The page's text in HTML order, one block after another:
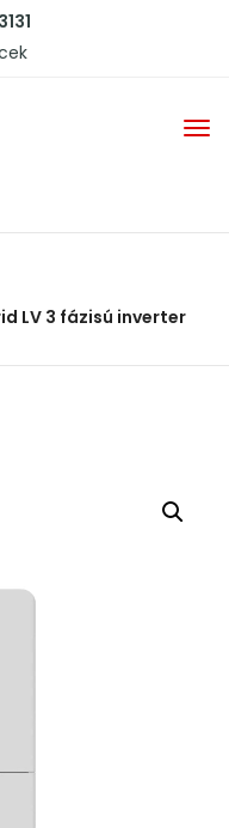
LV 3 fázisú inverter